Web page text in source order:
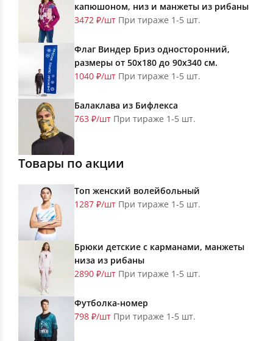
капюшоном, низ и манжеты из рибаны
3472 ₽/шт При тираже 1-5 шт.
Флаг Виндер Бриз односторонний,
размеры от 50х180 до 90х340 см.
1040 ₽/шт При тираже 1-5 шт.
Балаклава из Бифлекса
763 ₽/шт При тираже 1-5 шт.
Товары по акции
Топ женский волейбольный
1287 ₽/шт При тираже 1-5 шт.
Брюки детские с карманами, манжеты
низа из рибаны
2890 ₽/шт При тираже 1-5 шт.
Футболка-номер
798 ₽/шт При тираже 1-5 шт.